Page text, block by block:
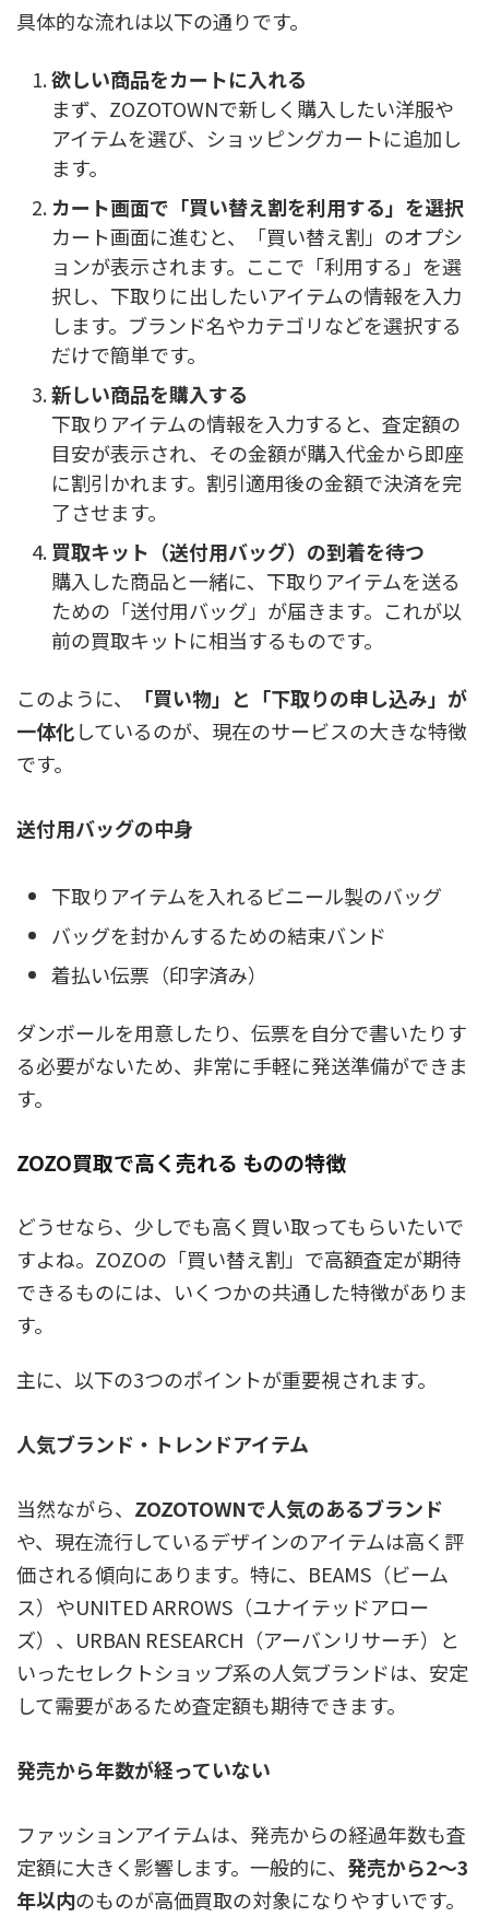
具体的な流れは以下の通りです。
欲しい商品をカートに入れる
まず、ZOZOTOWNで新しく購入したい洋服や
アイテムを選び、ショッピングカートに追加し
ます。
カート画面で「買い替え割を利用する」を選択
カート画面に進むと、「買い替え割」のオプシ
ョンが表示されます。ここで「利用する」を選
択し、下取りに出したいアイテムの情報を入力
します。ブランド名やカテゴリなどを選択する
だけで簡単です。
新しい商品を購入する
下取りアイテムの情報を入力すると、査定額の
目安が表示され、その金額が購入代金から即座
に割引かれます。割引適用後の金額で決済を完
了させます。
買取キット（送付用バッグ）の到着を待つ
購入した商品と一緒に、下取りアイテムを送る
ための「送付用バッグ」が届きます。これが以
前の買取キットに相当するものです。
このように、
「買い物」と「下取りの申し込み」が
一体化しているのが、現在のサービスの大きな特徴
です。
送付用バッグの中身
下取りアイテムを入れるビニール製のバッグ
バッグを封かんするための結束バンド
着払い伝票（印字済み）
ダンボールを用意したり、伝票を自分で書いたりす
る必要がないため、非常に手軽に発送準備ができま
す。
ZOZO買取で高く売れる ものの特徴
どうせなら、少しでも高く買い取ってもらいたいで
すよね。ZOZOの「買い替え割」で高額査定が期待
できるものには、いくつかの共通した特徴がありま
す。
主に、以下の3つのポイントが重要視されます。
人気ブランド・トレンドアイテム
当然ながら、 ZOZOTOWNで人気のあるブランド
や、現在流行しているデザインのアイテムは高く評
価される傾向にあります。特に、BEAMS（ビーム
ス）やUNITED ARROWS（ユナイテッドアロー
ズ）、URBAN RESEARCH（アーバンリサーチ）と
いったセレクトショップ系の人気ブランドは、安定
して需要があるため査定額も期待できます。
発売から年数が経っていない
ファッションアイテムは、発売からの経過年数も査
定額に大きく影響します。一般的に、 発売から2〜3
年以内のものが高価買取の対象になりやすいです。